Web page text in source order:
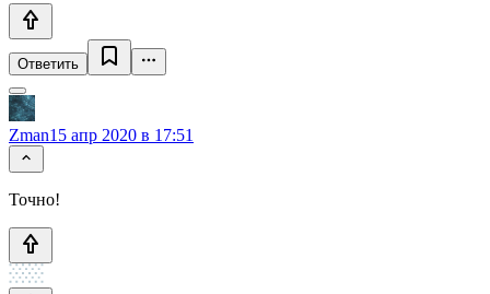
Ответить
Zman15 апр 2020 в 17:51
Точно!